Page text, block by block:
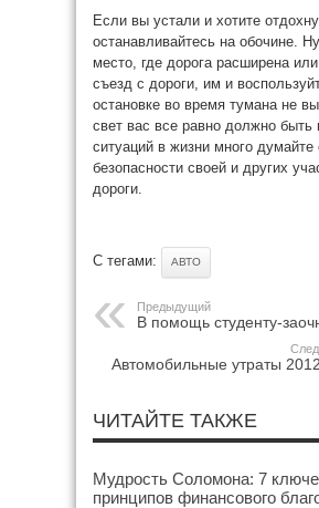
Если вы устали и хотите
останавливайтесь на обочине.
место, где дорога расширена
съезд с дороги, им и
остановке во время тумана не
свет вас все равно должно быть
ситуаций в жизни много думайте
безопасности своей и других
дороги.
С тегами: АВТО
Предыдущий
В помощь студенту-
Автомобильные утраты
ЧИТАЙТЕ ТАКЖЕ
Мудрость Соломона: 7
принципов финансового